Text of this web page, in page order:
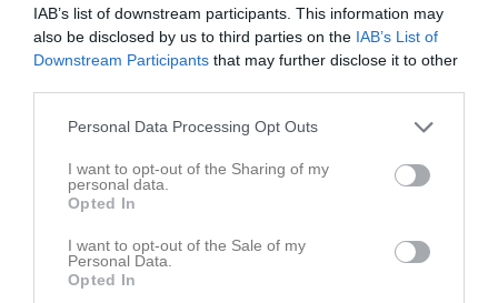
IAB’s list of downstream participants. This information may
also be disclosed by us to third parties on the IAB’s List of
Downstream Participants that may further disclose it to other
Personal Data Processing Opt Outs
I want to opt-out of the Sharing of my
personal data.
Opted In
I want to opt-out of the Sale of my
Personal Data.
Opted In
--- --- --- --- --- ---
Vecka 1:Vilket lag vinner ICA Supermarket Cup i Alunda?
2. Alunda 21%
4. Östhammar 11%
Vecka 51:Vad äter du mest av på julbordet?